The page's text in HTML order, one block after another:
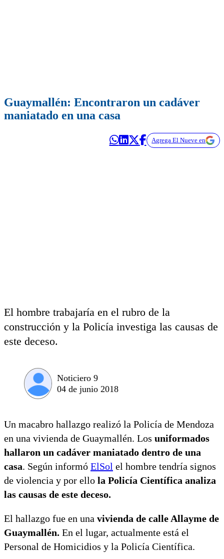
Guaymallén: Encontraron un cadáver
maniatado en una casa
Agrega El Nueve en
El hombre trabajaría en el rubro de la
construcción y la Policía investiga las causas de
este deceso.
Noticiero 9
04 de junio 2018
Un macabro hallazgo realizó la Policía de Mendoza
en una vivienda de Guaymallén. Los uniformados
hallaron un cadáver maniatado dentro de una
casa. Según informó ElSol el hombre tendría signos
de violencia y por ello la Policía Científica analiza
las causas de este deceso.
El hallazgo fue en una vivienda de calle Allayme de
Guaymallén. En el lugar, actualmente está el
Personal de Homicidios y la Policía Científica.